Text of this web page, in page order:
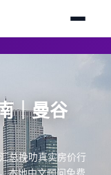
｜曼谷
总挽叻真实房价行
本地中文顾问免费